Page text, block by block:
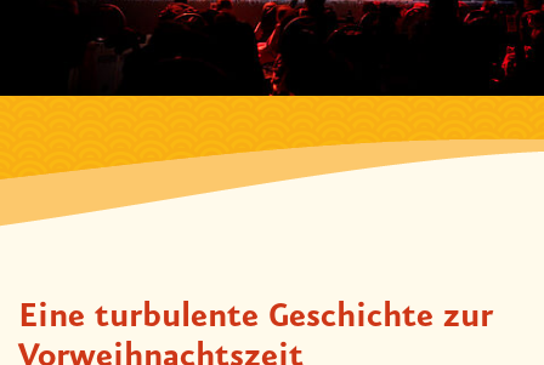
Zum Schutz deiner Persönlichkeitssphäre ist die Verknüpfung mit dem Video-Streaming-
Eine turbulente Geschichte zur